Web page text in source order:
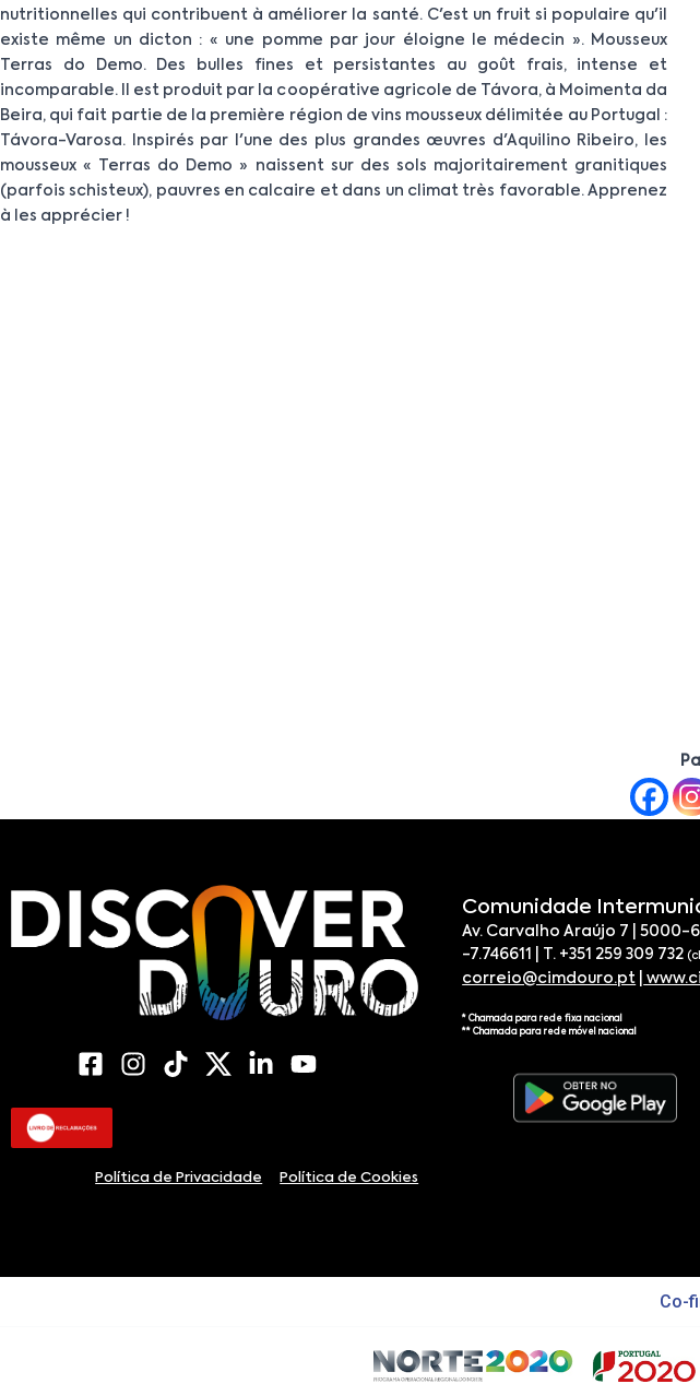
nutritionnelles qui contribuent à améliorer la santé. C'est un fruit si populaire qu'il
existe même un dicton : « une pomme par jour éloigne le médecin ». Mousseux
Terras do Demo. Des bulles fines et persistantes au goût frais, intense et
incomparable. Il est produit par la coopérative agricole de Távora, à Moimenta da
Beira, qui fait partie de la première région de vins mousseux délimitée au Portugal :
Távora-Varosa. Inspirés par l'une des plus grandes œuvres d'Aquilino Ribeiro, les
mousseux « Terras do Demo » naissent sur des sols majoritairement granitiques
(parfois schisteux), pauvres en calcaire et dans un climat très favorable. Apprenez
à les apprécier !
Política de Privacidade Política de Cookies
Comunidade
Av. Carvalho Araújo 7 | 5000-
-7.746611 | T. +351 259 309 732
correio@cimdouro.pt
* Chamada para rede fixa nacional
** Chamada para rede móvel nacional
Co-